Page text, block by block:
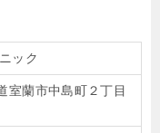
ック
室蘭市中島町２丁目